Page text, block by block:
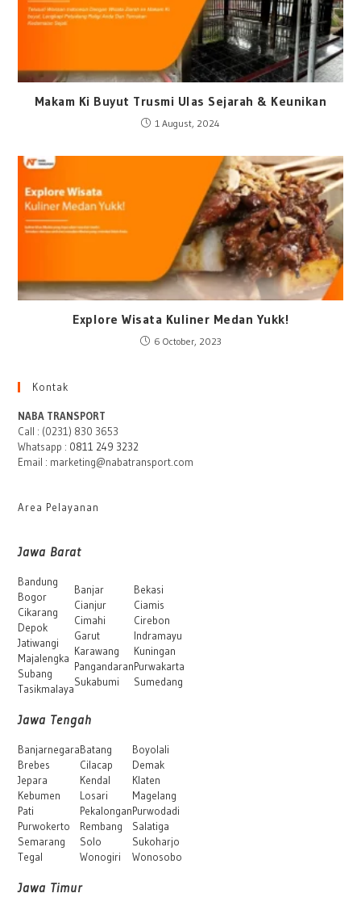
Makam Ki Buyut Trusmi Ulas Sejarah & Keunikan
1 August, 2024
Explore Wisata Kuliner Medan Yukk!
6 October, 2023
Kontak
NABA TRANSPORT
Call : (0231) 830 3653
Whatsapp : 0811 249 3232
Email : marketing@nabatransport.com
Area Pelayanan
Jawa Barat
Bandung
Bogor
Cikarang
Depok
Jatiwangi
Majalengka
Subang
Tasikmalaya
Banjar
Cianjur
Cimahi
Garut
Karawang
Pangandaran
Sukabumi
Bekasi
Ciamis
Cirebon
Indramayu
Kuningan
Purwakarta
Sumedang
Jawa Tengah
Banjarnegara
Brebes
Jepara
Kebumen
Pati
Purwokerto
Semarang
Tegal
Batang
Cilacap
Kendal
Losari
Pekalongan
Rembang
Solo
Wonogiri
Boyolali
Demak
Klaten
Magelang
Purwodadi
Salatiga
Sukoharjo
Wonosobo
Jawa Timur